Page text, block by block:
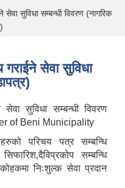
सुविधा सम्बन्धी विवरण (नागरिक
गराईने सेवा सुविधा
सेवा सुविधा सम्बन्धी विवरण
of Beni Municipality
परिचय पत्र सम्बन्धि
सम्बन्धि
निःशुल्क सेवा प्रदान